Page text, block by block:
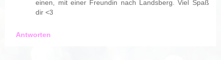
einen, mit einer Freundin nach Landsberg. Viel Spaß
dir <3
Antworten